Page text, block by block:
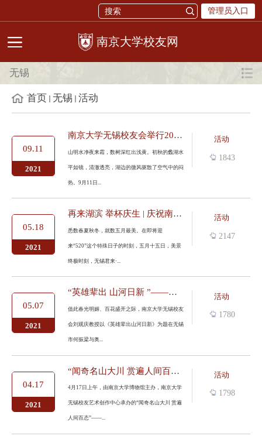
管理员入口
校友网
无锡
首页 无锡 活动
09.11
2021
活动
1843
南京大学无锡校友会举行2021年度迎新活动暨校友商会发展交流基地...
山明水净夜来霜，数树深红出浅黄。初秋的蠡湖水
平如镜，清澈透亮，湖边的微风驱散了空气中的闷
热。9月11日...
05.18
2021
活动
2147
再来湖滨 举杯庆生 | 庆祝南京大学119周年校庆，南京大学无锡校...
悉数春夏秋冬，就数五月最美。在即将迎
来“520”这个特殊日子的时刻，五月十五日，美景
终极时刻，无锡君来·...
05.07
2021
活动
1780
“英雄辈出 山河日新 ”——刘观庆山水人物画展4月28日在无锡开展
值此春光明媚、百花盛开之际，南京大学无锡校友
会刘观庆教授以《英雄辈出山河日新》为题在无锡
市何振梁与奥...
04.17
2021
活动
1798
“闻奇名山大川 赏遍人间百态”——“观柳君”大师艺术作品展开幕
4月17日上午，由南京大学博物馆主办，南京大学
无锡校友艺术创作中心承办的“闻奇名山大川 赏遍
人间百态”——...